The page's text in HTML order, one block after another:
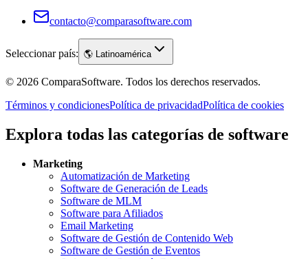
contacto@comparasoftware.com
Seleccionar país: 🌎 Latinoamérica
© 2026 ComparaSoftware. Todos los derechos reservados.
Términos y condicionesPolítica de privacidadPolítica de cookies
Explora todas las categorías de software
Marketing
Automatización de Marketing
Software de Generación de Leads
Software de MLM
Software para Afiliados
Email Marketing
Software de Gestión de Contenido Web
Software de Gestión de Eventos